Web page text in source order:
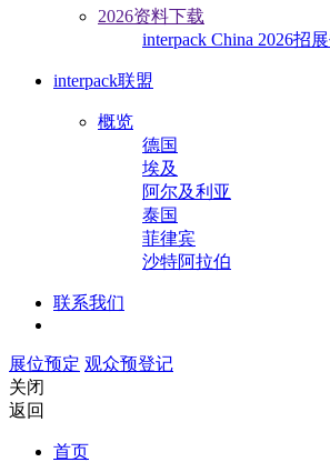
2026资料下载
interpack China 2026招
interpack联盟
概览
德国
埃及
阿尔及利亚
泰国
菲律宾
沙特阿拉伯
联系我们
展位预定 观众预登记
关闭
返回
首页